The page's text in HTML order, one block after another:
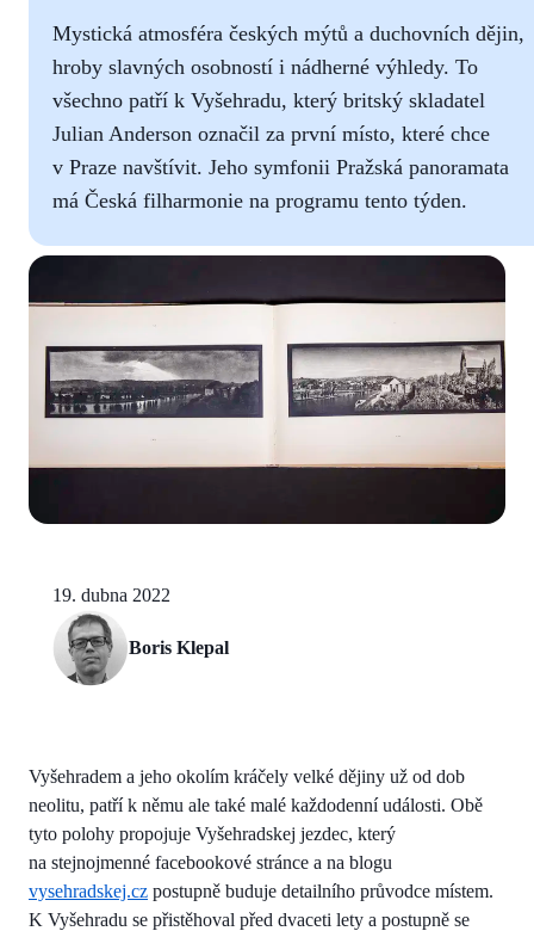
Mystická atmosféra českých mýtů a duchovních dějin,
hroby slavných osobností i nádherné výhledy. To
všechno patří k Vyšehradu, který britský skladatel
Julian Anderson označil za první místo, které chce
v Praze navštívit. Jeho symfonii Pražská panoramata
má Česká filharmonie na programu tento týden.
19. dubna 2022
Boris Klepal
Vyšehradem a jeho okolím kráčely velké dějiny už od dob
neolitu, patří k němu ale také malé každodenní události. Obě
tyto polohy propojuje Vyšehradskej jezdec, který
na stejnojmenné facebookové stránce a na blogu
vysehradskej.cz postupně buduje detailního průvodce místem.
K Vyšehradu se přistěhoval před dvaceti lety a postupně se